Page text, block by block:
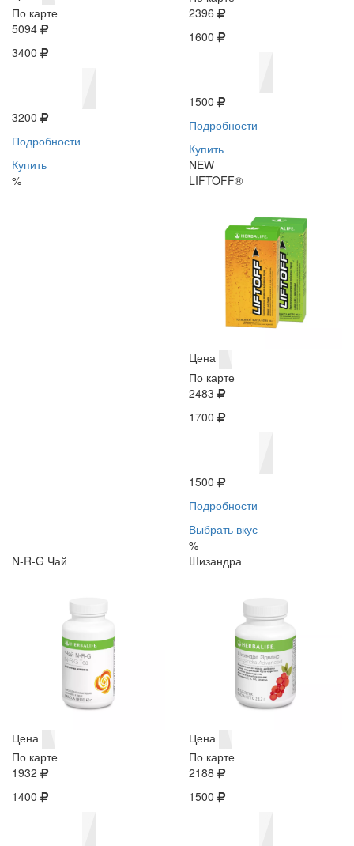
По карте
5094
3400
3200
Подробности
Купить
%
2396
1600
1500
Подробности
Купить
NEW
LIFTOFF®
Цена
По карте
2483
1700
1500
Подробности
Выбрать вкус
%
N-R-G Чай
Цена
По карте
1932
1400
Шизандра
Цена
По карте
2188
1500